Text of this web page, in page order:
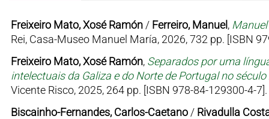
Freixeiro Mato, Xosé Ramón/ Ferreiro, Manuel,
Rei, Casa-Museo Manuel María, 2026, 732 pp. [ISBN
Freixeiro Mato, Xosé Ramón, Separados por uma
intelectuais da Galiza e do Norte de Portugal no
Vicente Risco, 2025, 264 pp. [ISBN 978-84-129300-4-7].
Biscainho-Fernandes, Carlos-Caetano/ Rivadulla